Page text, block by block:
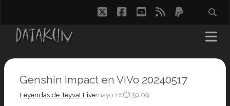
twitterfacebook
youtube
rss paypal
Genshin Impact en ViVo 20240517
Leyendas de Teyvat Livemayo 18⏱ 39:09